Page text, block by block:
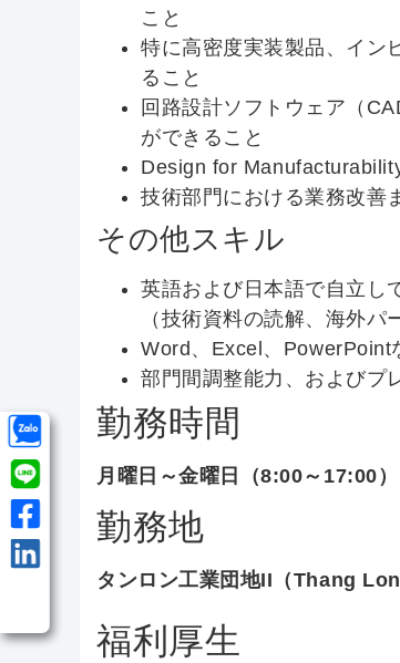
こと
特に高密度実装製品、イン
ること
回路設計ソフトウェア（
ができること
Design for
技術部門における業務改善
その他スキル
英語および日本語で自立し
（技術資料の読解、海外パ
Word、Excel、PowerPoint
部門間調整能力、およびプ
勤務時間
月曜日～金曜日（8:00～17:00）
勤務地
タンロン工業団地II（Thang
福利厚生